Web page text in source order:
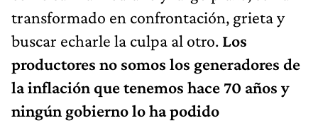
transformado en confrontación, grieta y
buscar echarle la culpa al otro. Los
productores no somos los generadores de
la inflación que tenemos hace 70 años y
ningún gobierno lo ha podido